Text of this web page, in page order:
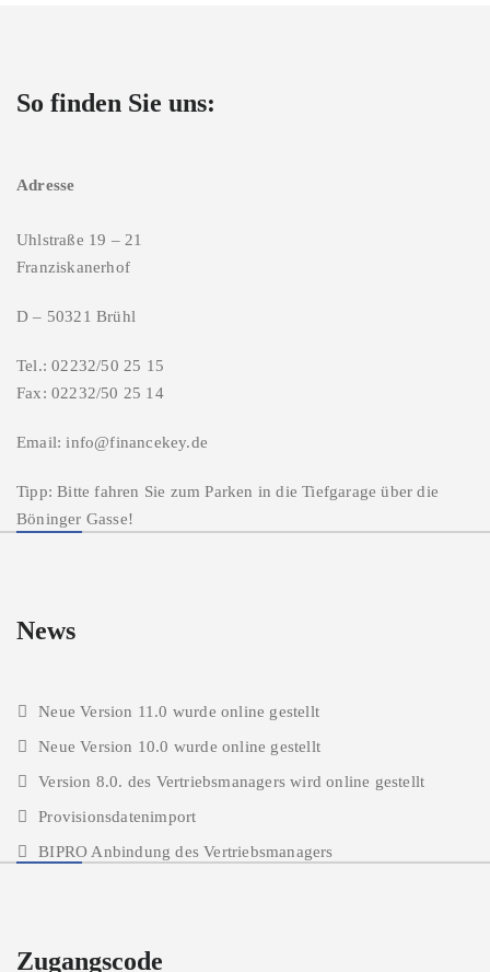
So finden Sie uns:
Adresse
Uhlstraße 19 – 21
Franziskanerhof
D – 50321 Brühl
Tel.: 02232/50 25 15
Fax: 02232/50 25 14
Email: info@financekey.de
Tipp: Bitte fahren Sie zum Parken in die Tiefgarage über die
Böninger Gasse!
News
Neue Version 11.0 wurde online gestellt
Neue Version 10.0 wurde online gestellt
Version 8.0. des Vertriebsmanagers wird online gestellt
Provisionsdatenimport
BIPRO Anbindung des Vertriebsmanagers
Zugangscode